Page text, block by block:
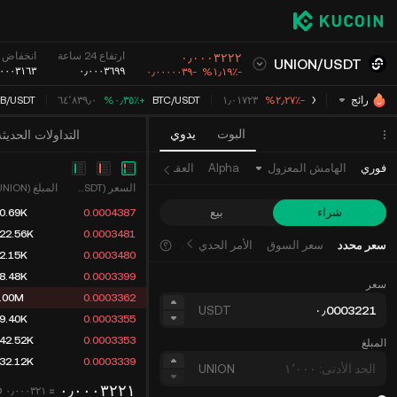
UNION/USDT ٠٫٠٠٠٣٢٢٢
‮-‭١٫١٩٪؜‬%‬ -٠٫٠٠٠٠٠٣٩
ارتفاع 24 ساعة
٠٫٠٠٠٣٦٩٩
انخفاض 24 ساعة
رائج XRP USDT ‮-‭٢٫٢٧٪؜‬%‬ ١٫٠١٧٢٣ BTC/USDT ‮+‭٠٫٣٥٪؜‬%‬ ٦٤٬٨٣٩٫٠ /USDT
التداولات يدوي البوت
السعر (USDT)
المبلغ (UNION)
0.0004387
0.0003481
0.0003480
0.0003399
0.0003362
0.0003355
0.0003353
0.0003339
٠٫٠٠٠٣٢٢١ ≈ ٠٫٠٠٠٣٢١
فوري الهامش المعزول Alpha العقود الآجلة
شراء بيع
سعر محدد سعر السوق الأمر الحدي المتقدم
سعر
USDT
المبلغ
UNION